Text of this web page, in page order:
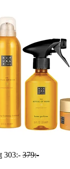
303:- 379:-